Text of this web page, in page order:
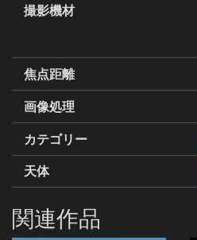
撮影機材
焦点距離
画像処理
カテゴリー
天体
関連作品